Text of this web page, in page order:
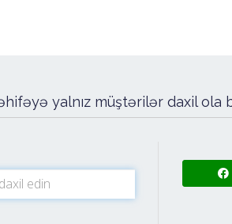
yalnız müştərilər daxil ola